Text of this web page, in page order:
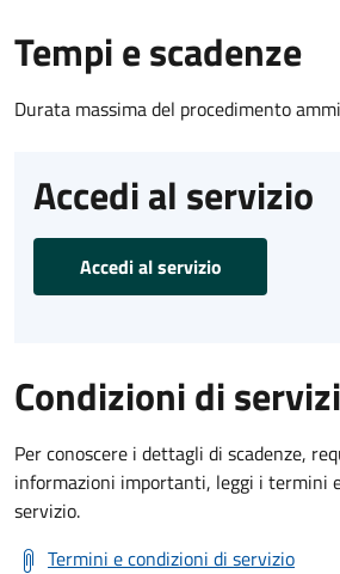
Tempi e scadenze
Durata massima del procedimento
Accedi al servizio
Accedi al servizio
Condizioni di
Per conoscere i dettagli di scadenze,
informazioni importanti, leggi i termini
servizio.
Termini e condizioni di servizio